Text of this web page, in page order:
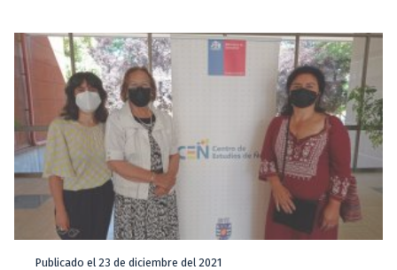
Publicado el 23 de diciembre del 2021